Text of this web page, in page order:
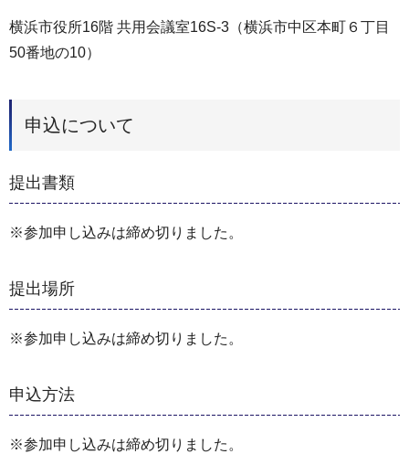
横浜市役所16階 共用会議室16S-3（横浜市中区本町６丁目
50番地の10）
申込について
提出書類
※参加申し込みは締め切りました。
提出場所
※参加申し込みは締め切りました。
申込方法
※参加申し込みは締め切りました。